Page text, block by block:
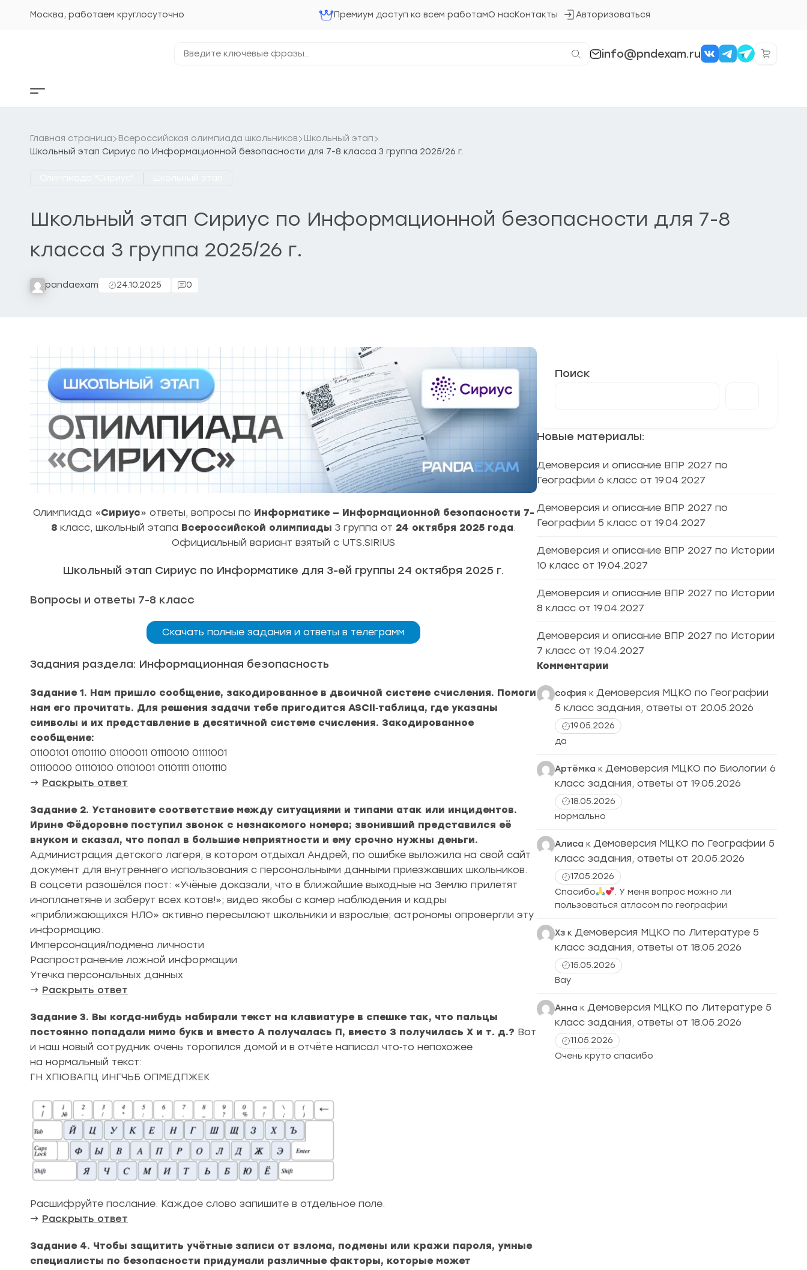
Москва, работаем круглосуточно Премиум доступ ко всем работамО насКонтакты Авторизоваться
Кнопка
ключевые
info@pndexam.ru
Кнопка
бокового
Главная страница Всероссийская олимпиада школьников
Школьный этап
Школьный этап Сириус по Информационной безопасности для 7-8 класса 3 группа 2025/26 г.
Школьный этап Сириус по Информационной безопасности для 7-8
класса 3 группа 2025/26 г.
pandaexam 24.10.2025 0
Олимпиада «Сириус» ответы, вопросы по Информатике — Информационной безопасности 7-
8 класс, школьный этапа Всероссийской олимпиады 3 группа от 24 октября 2025 года.
Официальный вариант взятый с UTS.SIRIUS
Школьный этап Сириус по Информатике для 3-ей группы 24 октября 2025 г.
Вопросы и ответы 7-8 класс
Скачать полные задания и ответы в телеграмм
Задания раздела: Информационная безопасность
Задание 1. Нам пришло сообщение, закодированное в двоичной системе счисления. Помоги
нам его прочитать. Для решения задачи тебе пригодится ASCII‑таблица, где указаны
символы и их представление в десятичной системе счисления. Закодированное
сообщение:
01100101 01101110 01100011 01110010 01111001
01110000 01110100 01101001 01101111 01101110
→ Раскрыть ответ
Задание 2. Установите соответствие между ситуациями и типами атак или инцидентов.
Ирине Фёдоровне поступил звонок с незнакомого номера; звонивший представился её
внуком и сказал, что попал в большие неприятности и ему срочно нужны деньги.
Администрация детского лагеря, в котором отдыхал Андрей, по ошибке выложила на свой сайт
документ для внутреннего использования с персональными данными приезжавших школьников.
В соцсети разошёлся пост: «Учёные доказали, что в ближайшие выходные на Землю прилетят
инопланетяне и заберут всех котов!»; видео якобы с камер наблюдения и кадры
«приближающихся НЛО» активно пересылают школьники и взрослые; астрономы опровергли эту
информацию.
Имперсонация/подмена личности
Распространение ложной информации
Утечка персональных данных
→ Раскрыть ответ
Задание 3. Вы когда‑нибудь набирали текст на клавиатуре в спешке так, что пальцы
постоянно попадали мимо букв и вместо А получалась П, вместо З получилась Х и т. д.? Вот
и наш новый сотрудник очень торопился домой и в отчёте написал что‑то непохожее
на нормальный текст:
ГН ХПЮВАПЦ ИНГЧЬБ ОПМЕДПЖЕК
Расшифруйте послание. Каждое слово запишите в отдельное поле.
→ Раскрыть ответ
Задание 4. Чтобы защитить учётные записи от взлома, подмены или кражи пароля, умные
специалисты по безопасности придумали различные факторы, которые может
Поиск
Новые материалы:
Демоверсия и описание ВПР 2027 по
Географии 6 класс от 19.04.2027
Демоверсия и описание ВПР 2027 по
Географии 5 класс от 19.04.2027
Демоверсия и описание ВПР 2027 по Истории
10 класс от 19.04.2027
Демоверсия и описание ВПР 2027 по Истории
8 класс от 19.04.2027
Демоверсия и описание ВПР 2027 по Истории
7 класс от 19.04.2027
Комментарии
софия к Демоверсия МЦКО по Географии
5 класс задания, ответы от 20.05.2026
19.05.2026
да
Артёмка к Демоверсия МЦКО по Биологии 6
класс задания, ответы от 19.05.2026
18.05.2026
нормально
Алиса к Демоверсия МЦКО по Географии 5
класс задания, ответы от 20.05.2026
17.05.2026
Спасибо
. У меня вопрос можно ли
пользоваться атласом по географии
Хз к Демоверсия МЦКО по Литературе 5
класс задания, ответы от 18.05.2026
15.05.2026
Вау
Анна к Демоверсия МЦКО по Литературе 5
класс задания, ответы от 18.05.2026
11.05.2026
Очень круто спасибо